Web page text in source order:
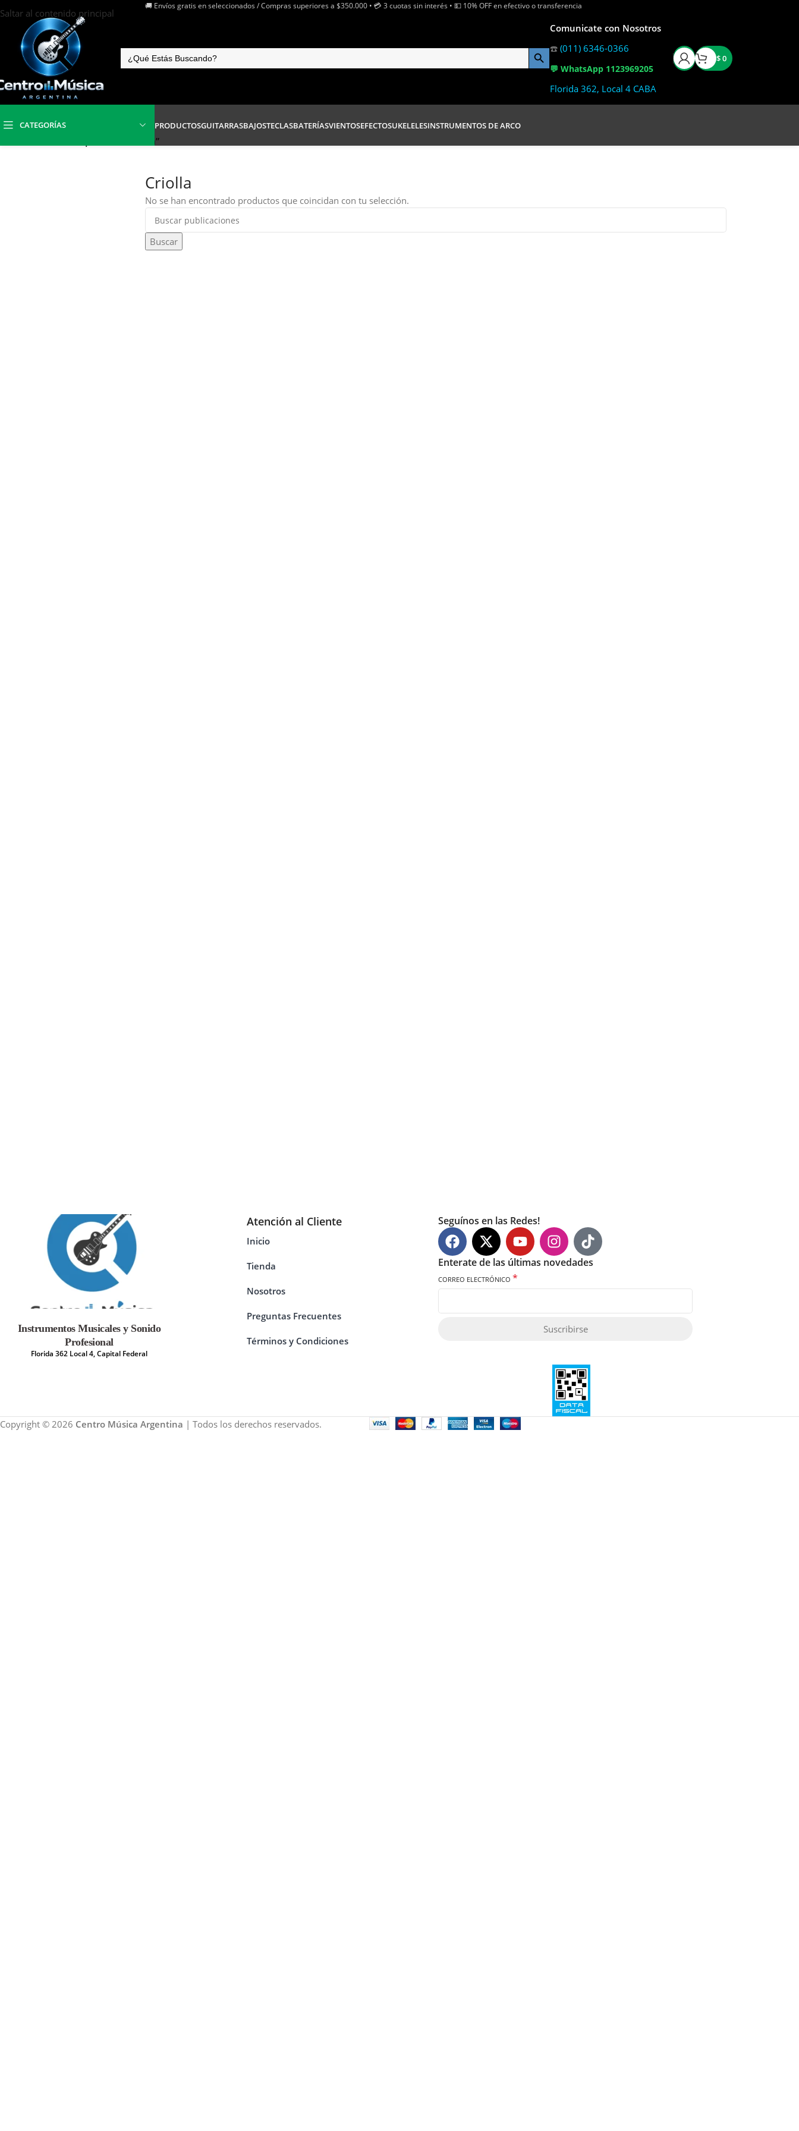
Saltar al contenido principal
🚚 Envíos gratis en seleccionados / Compras superiores a $350.000 • 💳 3 cuotas sin interés • 💵 10% OFF en efectivo o transferencia
Comunicate con Nosotros
☎️ (011) 6346-0366
💬 WhatsApp 1123969205
Florida 362, Local 4 CABA
$0
CATEGORÍAS PRODUCTOSGUITARRASBAJOSTECLASBATERÍASVIENTOSEFECTOSUKELELESINSTRUMENTOS DE ARCO
Productos etiquetados “Criolla”
Criolla
No se han encontrado productos que coincidan con tu selección.
Buscar
Instrumentos Musicales y Sonido
Profesional
Florida 362 Local 4, Capital Federal
Atención al Cliente
Inicio
Tienda
Nosotros
Preguntas Frecuentes
Términos y Condiciones
Seguínos en las Redes!
Enterate de las últimas novedades
CORREO ELECTRÓNICO *
Suscribirse
Copyright © 2026 Centro Música Argentina | Todos los derechos reservados.